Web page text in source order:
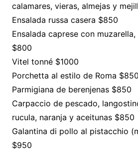
calamares, vieras, almejas y
Ensalada russa casera $850
Ensalada caprese con
$800
Vitel tonné $1000
Porchetta al estilo de Roma $850
Parmigiana de berenjenas $850
Carpaccio de pescado,
rucula, naranja y aceitunas $850
Galantina di pollo al pistacchio
$950